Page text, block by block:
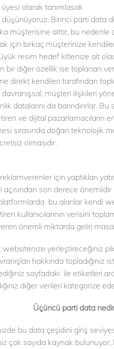
olarak tanımlasak
Birinci parti data
müşterisine aittir, bu
için birkaç müşterinize
resim hedef kitlenize ait
bir diğer özellik ise toplanan
direkt kendileri tarafından
müşteri ilişkileri
datalarını da barındırırlar. Bu
ve dijital
sırasında doğan teknolojik
için yaptıkları
son derece
bu alanlar kendi
kullanıcılarının verisini
önemli miktarda geliri
websitenize yerleştireceğiniz
hakkında
sayfadaki ile etiketleri
diğer verileri kategorize
Üçüncü parti data
bu data çeşidini giriş
çok sayıda kaynak